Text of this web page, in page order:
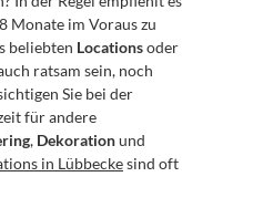
Monate im Voraus zu
beliebten Locations oder
ratsam sein, noch
Sie bei der
für andere
, Dekoration
in Lübbecke sind oft